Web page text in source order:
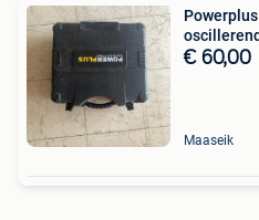
€ 60,00
Maaseik